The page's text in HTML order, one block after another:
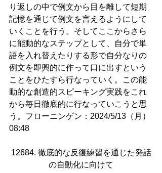
り返しの中で例文から目を離して短期
記憶を通じて例文を言えるようにして
いくことを行う。そしてここからさら
に能動的なステップとして、自分で単
語を入れ替えたりする形で自分なりの
例文を即興的に作って口に出すという
ことをひたすら行なっていく。この能
動的な創造的スピーキング実践をこれ
から毎日徹底的に行なっていこうと思
う。フローニンゲン：2024/5/13（月）
08:48
12684. 徹底的な反復練習を通じた発話
の自動化に向けて